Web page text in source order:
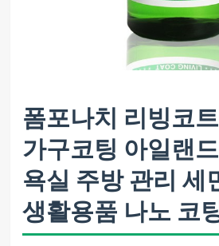
폼포나치 리빙코
가구코팅 아일랜
욕실 주방 관리 세
생활용품 나노 코